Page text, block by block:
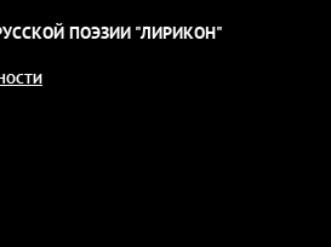
ПОЭЗИИ "ЛИРИКОН"